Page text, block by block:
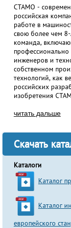
СТАМО -
российская
работе в
свою более чем
команда,
профессионально
инженеров и
собственном
технологий, как
российских
изобретения
читать дальше
Скачать
Каталоги
Каталог
Каталог
европейского